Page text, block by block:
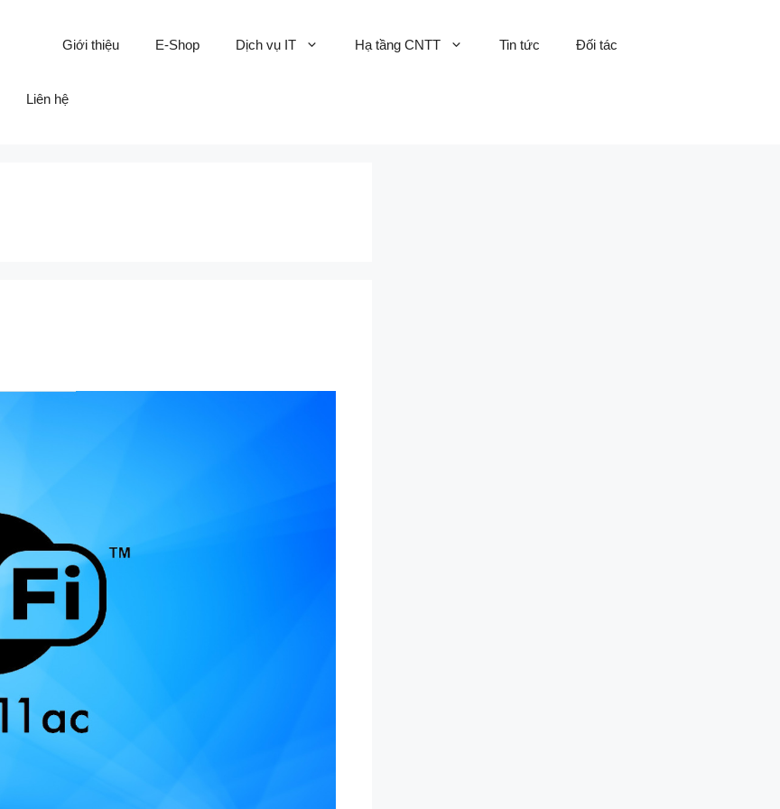
Giới thiệu E-Shop Dịch vụ IT Hạ tầng CNTT Tin tức Đối tác
Liên hệ